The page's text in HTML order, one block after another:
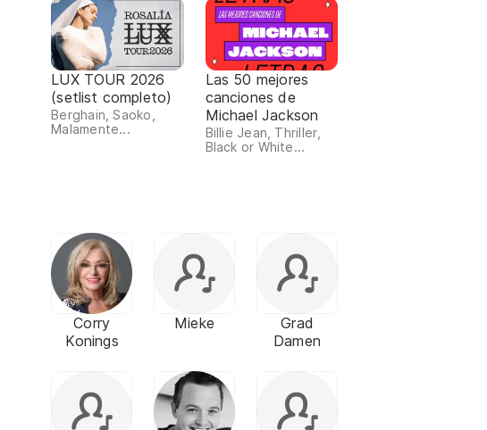
LUX TOUR 2026
(setlist completo)
Berghain, Saoko,
Malamente...
Las 50 mejores
canciones de
Michael Jackson
Billie Jean, Thriller,
Black or White...
Corry
Konings
Mieke
Grad
Damen